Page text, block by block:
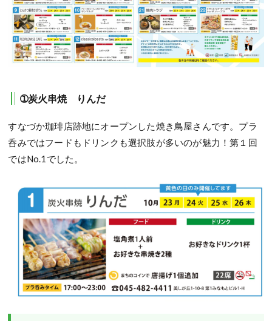
➀炭火串焼 りんだ
すなづか珈琲店跡地にオープンした焼き鳥屋さんです。プラ
呑みではフードもドリンクも選択肢が多いのが魅力！第１回
ではNo.1でした。